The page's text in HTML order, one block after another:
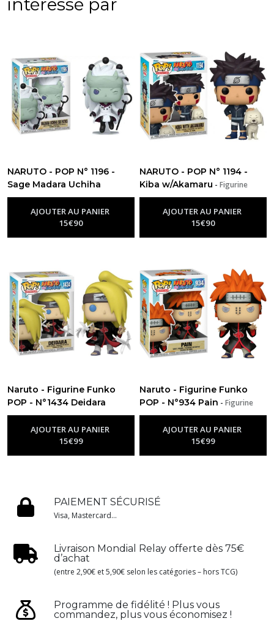
intéressé par
NARUTO - POP N° 1196 -
Sage Madara Uchiha
-Figurine Funko Pop Naruto
AJOUTER AU PANIER
15€90
NARUTO - POP N° 1194 -
Kiba w/Akamaru -Figurine
Funko Pop Naruto
AJOUTER AU PANIER
15€90
Naruto - Figurine Funko
POP - N°1434 Deidara
-Figurine Funko Pop Naruto
AJOUTER AU PANIER
15€99
Naruto - Figurine Funko
POP - N°934 Pain -Figurine
Funko Pop Naruto
AJOUTER AU PANIER
15€99
PAIEMENT SÉCURISÉ
Visa, Mastercard...
Livraison Mondial Relay offerte dès 75€
d’achat
(entre 2,90€ et 5,90€ selon les catégories – hors TCG)
Programme de fidélité ! Plus vous
commandez, plus vous économisez !